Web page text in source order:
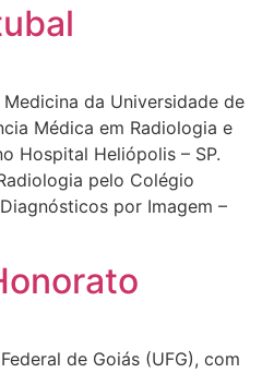
da Universidade de
Médica em Radiologia e
Hospital Heliópolis – SP.
pelo Colégio
por Imagem –
de Goiás (UFG), com